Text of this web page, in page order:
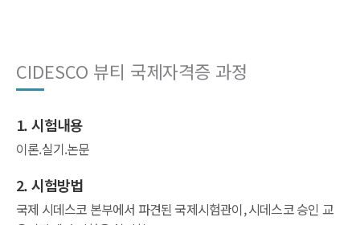
CIDESCO 뷰티 국제자격증 과정
1. 시험내용
이론.실기.논문
2. 시험방법
국제 시데스코 본부에서 파견된 국제시험관이, 시데스코 승인 교